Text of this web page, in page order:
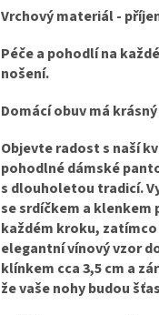
Vrchový materiál -
Péče a pohodlí na
nošení.
Domácí obuv má
Objevte radost s naší
pohodlné dámské
s dlouholetou tradicí.
se srdíčkem a klenkem
každém kroku,
elegantní vínový vzor
klínkem cca 3,5 cm a
že vaše nohy budou